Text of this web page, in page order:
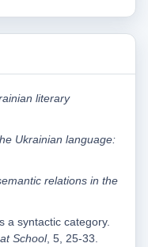
literary
Ukrainian language:
relations in the
a syntactic category.
School, 5, 25-33.